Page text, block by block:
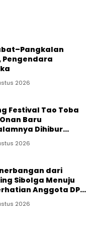
Pengendara
2026
Festival Tao Toba
Baru
Dihibur
2026
dari
Sibolga Menuju
Anggota DPR
Nasution
2026